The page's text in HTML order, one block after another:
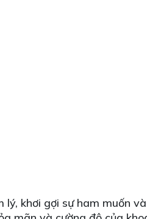
khơi gợi sự ham muốn